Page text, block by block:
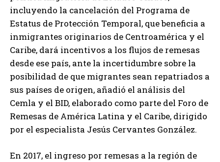
incluyendo la cancelación del Programa de
Estatus de Protección Temporal, que beneficia a
inmigrantes originarios de Centroamérica y el
Caribe, dará incentivos a los flujos de remesas
desde ese país, ante la incertidumbre sobre la
posibilidad de que migrantes sean repatriados a
sus países de origen, añadió el análisis del
Cemla y el BID, elaborado como parte del Foro de
Remesas de América Latina y el Caribe, dirigido
por el especialista Jesús Cervantes González.
En 2017, el ingreso por remesas a la región de